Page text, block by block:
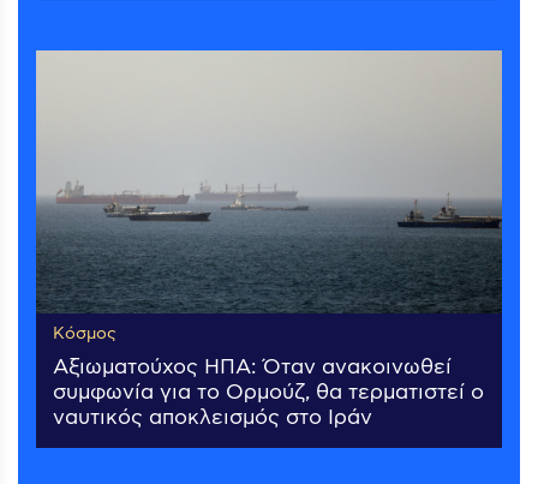
Κόσμος
Αξιωματούχος ΗΠΑ: Όταν ανακοινωθεί
συμφωνία για το Ορμούζ, θα τερματιστεί ο
ναυτικός αποκλεισμός στο Ιράν